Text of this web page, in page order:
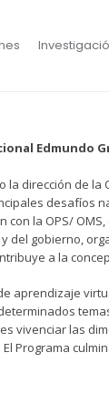
Edmundo
dirección de
desafíos
la OPS/
del gobierno,
a la
aprendizaje
vivenciar las
Programa